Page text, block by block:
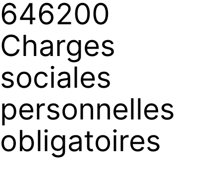
646200
Charges
sociales
personnelles
obligatoires